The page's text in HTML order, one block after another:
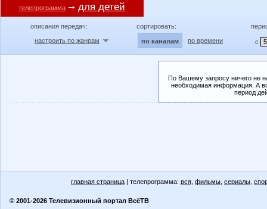
телепрограмма для детей
описания передач:
настроить по жанрам
сортировать:
по каналам по времени с
По Вашему запросу ничего не
необходимая информация. А
период
главная страница | телепрограмма: вся фильмы сериалы
© 2001-2026 Телевизионный портал ВсёТВ